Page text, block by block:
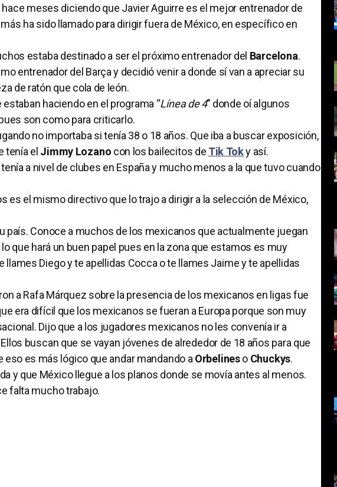
meses diciendo que Javier Aguirre es el mejor entrenador de
ha sido llamado para dirigir fuera de México, en específico en
estaba destinado a ser el próximo entrenador del Barcelona.
entrenador del Barça y decidió venir a donde sí van a apreciar su
de ratón que cola de león.
estaban haciendo en el programa “Línea de 4″ donde oí algunos
son como para criticarlo.
no importaba si tenía 38 o 18 años. Que iba a buscar exposición,
tenía el Jimmy Lozano con los bailecitos de Tik Toky así.
a nivel de clubes en España y mucho menos a la que tuvo cuando
es el mismo directivo que lo trajo a dirigir a la selección de México,
país. Conoce a muchos de los mexicanos que actualmente juegan
que hará un buen papel pues en la zona que estamos es muy
Diego y te apellidas Cocca o te llames Jaime y te apellidas
a Rafa Márquez sobre la presencia de los mexicanos en ligas fue
era difícil que los mexicanos se fueran a Europa porque son muy
Dijo que a los jugadores mexicanos no les convenía ir a
buscan que se vayan jóvenes de alrededor de 18 años para que
eso es más lógico que andar mandando a Orbelineso Chuckys.
y que México llegue a los planos donde se movía antes al menos.
falta mucho trabajo.